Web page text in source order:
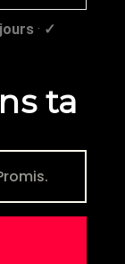
· ✓
ta